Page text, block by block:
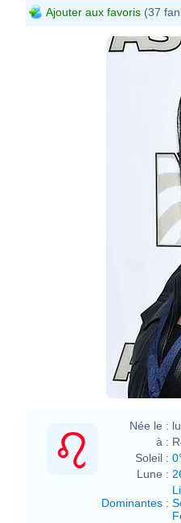
Ajouter aux favoris (37
Née le :
à :
Soleil :
Lune :
Dominantes :